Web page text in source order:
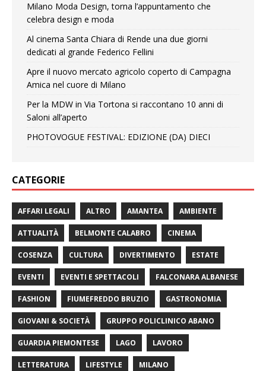
Milano Moda Design, torna l’appuntamento che
celebra design e moda
Al cinema Santa Chiara di Rende una due giorni
dedicati al grande Federico Fellini
Apre il nuovo mercato agricolo coperto di Campagna
Amica nel cuore di Milano
Per la MDW in Via Tortona si raccontano 10 anni di
Saloni all’aperto
PHOTOVOGUE FESTIVAL: EDIZIONE (DA) DIECI
CATEGORIE
AFFARI LEGALI ALTRO AMANTEA AMBIENTE
ATTUALITÀ BELMONTE CALABRO CINEMA
COSENZA CULTURA DIVERTIMENTO ESTATE
EVENTI EVENTI E SPETTACOLI FALCONARA ALBANESE
FASHION FIUMEFREDDO BRUZIO GASTRONOMIA
GIOVANI & SOCIETÀ GRUPPO POLICLINICO ABANO
GUARDIA PIEMONTESE LAGO LAVORO
LETTERATURA LIFESTYLE MILANO